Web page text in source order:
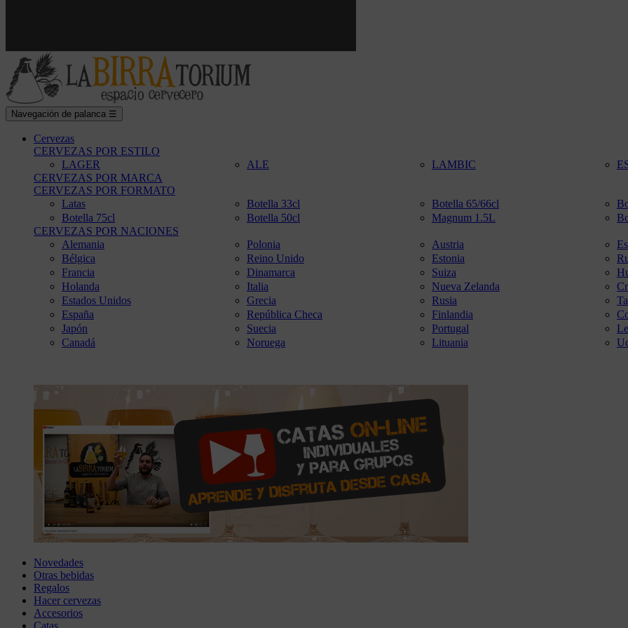
Navegación de palanca ☰
Cervezas
CERVEZAS POR ESTILO
LAGER
ALE LAMBIC
CERVEZAS POR MARCA
CERVEZAS POR FORMATO
Latas
Botella 75cl
Botella 33cl
Botella 50cl
Botella 65/66cl
Magnum 1.5L
CERVEZAS POR NACIONES
Alemania
Bélgica
Francia
Holanda
Estados Unidos
España
Japón
Canadá
Polonia
Reino Unido
Dinamarca
Italia
Grecia
República Checa
Suecia
Noruega
Austria
Estonia
Suiza
Nueva Zelanda
Rusia
Finlandia
Portugal
Lituania
Novedades
Otras bebidas
Regalos
Hacer cervezas
Accesorios